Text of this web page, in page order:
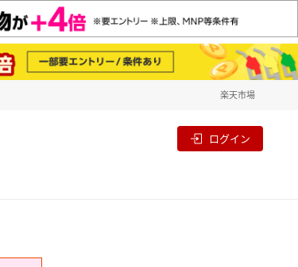
楽天市場
ログイン